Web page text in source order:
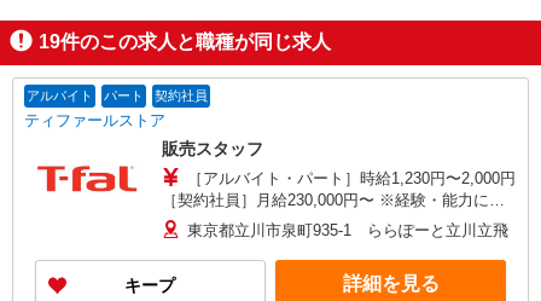
19件のこの求人と職種が同じ求人
アルバイト パート 契約社員
ティファールストア
販売スタッフ
［アルバイト・パート］時給1,230円〜2,000円
［契約社員］月給230,000円〜 ※経験・能力によ
り優遇します。 ※試用期間（3ヶ月間）：時給
1,230円
東京都立川市泉町935-1 ららぽーと立川立飛
キープ 詳細を見る